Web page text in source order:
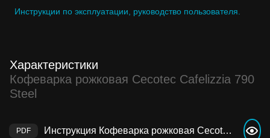
Инструкции по эксплуатации, руководство пользователя.
Характеристики
Кофеварка рожковая Cecotec Cafelizzia 790
Steel
Инструкция Кофеварка рожковая Cecotec Cafelizzia 790 Steel